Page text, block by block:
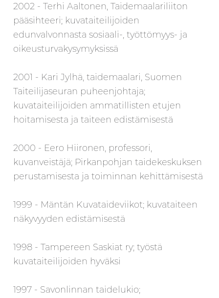
2002 - Terhi Aaltonen, Taidemaalariliiton
pääsihteeri; kuvataiteilijoiden
edunvalvonnasta sosiaali-, työttömyys- ja
oikeusturvakysymyksissä
2001 - Kari Jylhä, taidemaalari, Suomen
Taiteilijaseuran puheenjohtaja;
kuvataiteilijoiden ammatillisten etujen
hoitamisesta ja taiteen edistämisestä
2000 - Eero Hiironen, professori,
kuvanveistäjä; Pirkanpohjan taidekeskuksen
perustamisesta ja toiminnan kehittämisestä
1999 - Mäntän Kuvataideviikot; kuvataiteen
näkyvyyden edistämisestä
1998 - Tampereen Saskiat ry; työstä
kuvataiteilijoiden hyväksi
1997 - Savonlinnan taidelukio;